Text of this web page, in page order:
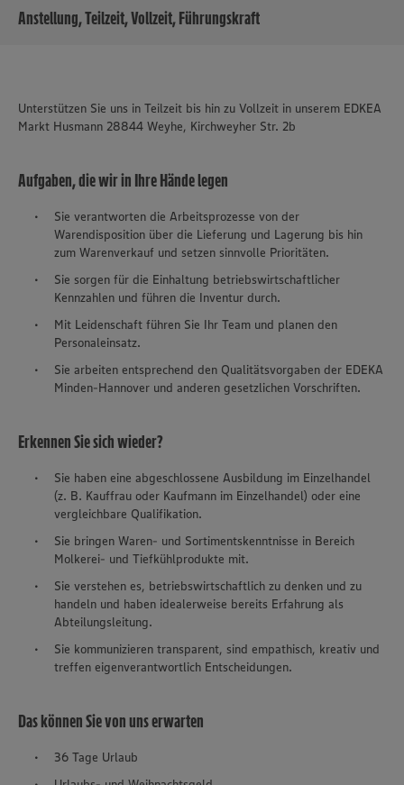
Anstellung, Teilzeit, Vollzeit, Führungskraft
Unterstützen Sie uns in Teilzeit bis hin zu Vollzeit in unserem EDKEA
Markt Husmann 28844 Weyhe, Kirchweyher Str. 2b
Aufgaben, die wir in Ihre Hände legen
Sie verantworten die Arbeitsprozesse von der
Warendisposition über die Lieferung und Lagerung bis hin
zum Warenverkauf und setzen sinnvolle Prioritäten.
Sie sorgen für die Einhaltung betriebswirtschaftlicher
Kennzahlen und führen die Inventur durch.
Mit Leidenschaft führen Sie Ihr Team und planen den
Personaleinsatz.
Sie arbeiten entsprechend den Qualitätsvorgaben der EDEKA
Minden-Hannover und anderen gesetzlichen Vorschriften.
Erkennen Sie sich wieder?
Sie haben eine abgeschlossene Ausbildung im Einzelhandel
(z. B. Kauffrau oder Kaufmann im Einzelhandel) oder eine
vergleichbare Qualifikation.
Sie bringen Waren- und Sortimentskenntnisse in Bereich
Molkerei- und Tiefkühlprodukte mit.
Sie verstehen es, betriebswirtschaftlich zu denken und zu
handeln und haben idealerweise bereits Erfahrung als
Abteilungsleitung.
Sie kommunizieren transparent, sind empathisch, kreativ und
treffen eigenverantwortlich Entscheidungen.
Das können Sie von uns erwarten
36 Tage Urlaub